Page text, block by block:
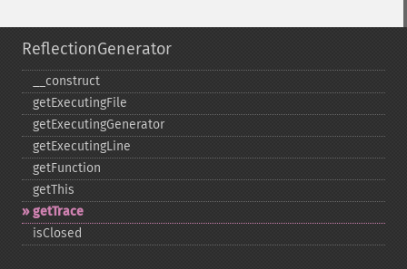
ReflectionGenerator
_​_​construct
getExecutingFile
getExecutingGenerator
getExecutingLine
getFunction
getThis
getTrace
isClosed